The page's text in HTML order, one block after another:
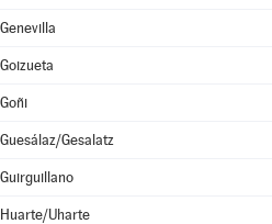
Genevilla
Goizueta
Goñi
Guesálaz/Gesalatz
Guirguillano
Huarte/Uharte